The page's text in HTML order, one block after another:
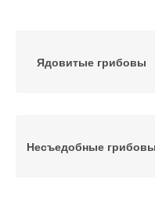
Ядовитые грибовы
Несъедобные грибовы